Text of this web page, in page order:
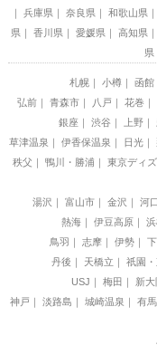
兵庫県
奈良県 和歌山県
県
香川県 愛媛県 高知県
県
札幌 小樽 函館
弘前
青森市 八戸 花巻
銀座
渋谷 上野
草津温泉
伊香保温泉 日光
秩父
鴨川・勝浦 東京ディ
湯沢
富山市 金沢 河
熱海
伊豆高原
鳥羽
志摩 伊勢
丹後
天橋立 祇園
USJ
梅田 新大
神戸
淡路島 城崎温泉 有